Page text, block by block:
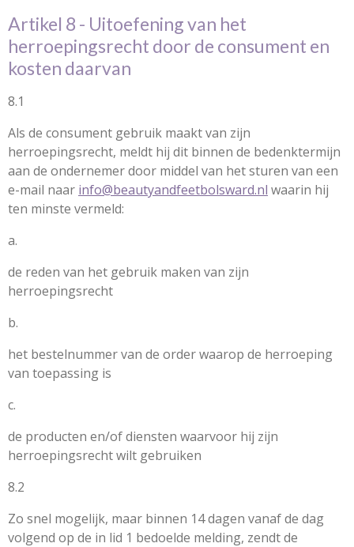
Artikel 8 - Uitoefening van het
herroepingsrecht door de consument en
kosten daarvan
8.1
Als de consument gebruik maakt van zijn
herroepingsrecht, meldt hij dit binnen de bedenktermijn
aan de ondernemer door middel van het sturen van een
e-mail naar info@beautyandfeetbolsward.nl waarin hij
ten minste vermeld:
a.
de reden van het gebruik maken van zijn
herroepingsrecht
b.
het bestelnummer van de order waarop de herroeping
van toepassing is
c.
de producten en/of diensten waarvoor hij zijn
herroepingsrecht wilt gebruiken
8.2
Zo snel mogelijk, maar binnen 14 dagen vanaf de dag
volgend op de in lid 1 bedoelde melding, zendt de